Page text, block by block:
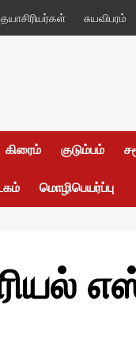
சுயவிபரம்
கிரைம் குடும்பம்
மொழிபெயர்ப்பு